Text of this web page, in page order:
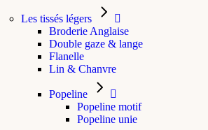
Les tissés légers
Broderie Anglaise
Double gaze & lange
Flanelle
Lin & Chanvre
Popeline
Popeline motif
Popeline unie